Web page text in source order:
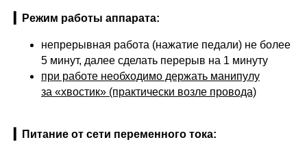
▎Режим работы аппарата:
непрерывная работа (нажатие педали) не более
5 минут, далее сделать перерыв на 1 минуту
при работе необходимо держать манипулу
за «хвостик» (практически возле провода)
▎Питание от сети переменного тока: